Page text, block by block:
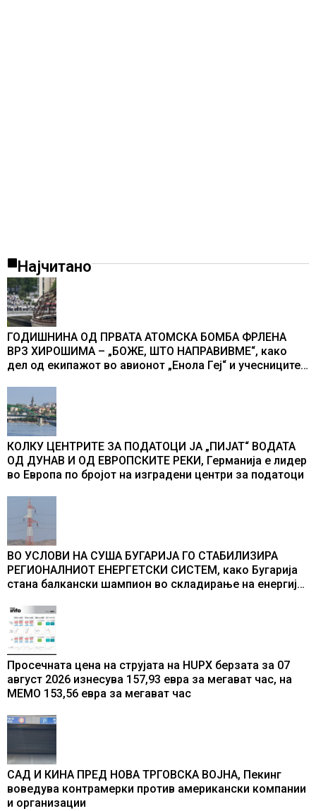
Најчитано
ГОДИШНИНА ОД ПРВАТА АТОМСКА БОМБА ФРЛЕНА
ВРЗ ХИРОШИМА – „БОЖЕ, ШТО НАПРАВИВМЕ“, како
дел од екипажот во авионот „Енола Геј“ и учесниците
промени текот на историјата
КОЛКУ ЦЕНТРИТЕ ЗА ПОДАТОЦИ ЈА „ПИЈАТ“ ВОДАТА
ОД ДУНАВ И ОД ЕВРОПСКИТЕ РЕКИ, Германија е лидер
во Европа по бројот на изградени центри за податоци
ВО УСЛОВИ НА СУША БУГАРИЈА ГО СТАБИЛИЗИРА
РЕГИОНАЛНИОТ ЕНЕРГЕТСКИ СИСТЕМ, како Бугарија
стана балкански шампион во складирање на енергија
Просечната цена на струјата на HUPX берзата за 07
август 2026 изнесува 157,93 евра за мегават час, на
МЕМО 153,56 евра за мегават час
САД И КИНА ПРЕД НОВА ТРГОВСКА ВОЈНА, Пекинг
воведува контрамерки против американски компании
и организации